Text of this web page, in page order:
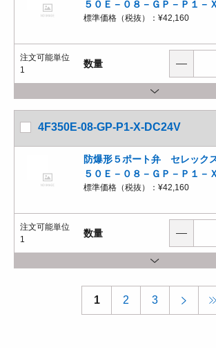
５０Ｅ－０８－ＧＰ－Ｐ１－
標準価格（税抜）： ¥42,160
注文可能単位
1
数量
4F350E-08-GP-P1-X-DC24V
防爆形５ポート弁 セレック
５０Ｅ－０８－ＧＰ－Ｐ１－
標準価格（税抜）： ¥42,160
注文可能単位
1
数量
1 2 3